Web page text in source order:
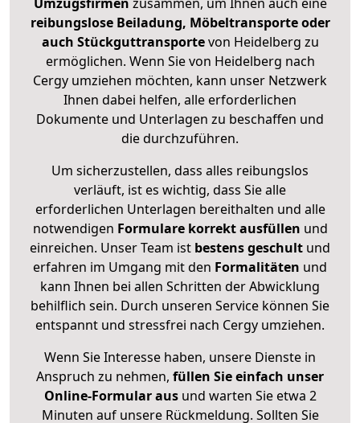
reibungslose Beiladung, Möbeltransporte oder
auch Stückguttransportevon Heidelberg zu
ermöglichen. Wenn Sie von Heidelberg nach
Cergy umziehen möchten, kann unser Netzwerk
Ihnen dabei helfen, alle erforderlichen
Dokumente und Unterlagen zu beschaffen und
die durchzuführen.
Um sicherzustellen, dass alles reibungslos
verläuft, ist es wichtig, dass Sie alle
erforderlichen Unterlagen bereithalten und alle
notwendigen Formulare korrekt ausfüllen und
einreichen. Unser Team ist bestens geschult und
erfahren im Umgang mit den Formalitäten und
kann Ihnen bei allen Schritten der Abwicklung
behilflich sein. Durch unseren Service können Sie
entspannt und stressfrei nach Cergy umziehen.
Wenn Sie Interesse haben, unsere Dienste in
Anspruch zu nehmen, füllen Sie einfach unser
Online-Formular ausund warten Sie etwa 2
Minuten auf unsere Rückmeldung. Sollten Sie